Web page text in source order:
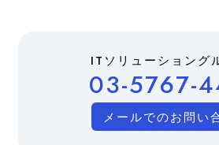
ITソリューショング
03-5767-
メールでのお問い